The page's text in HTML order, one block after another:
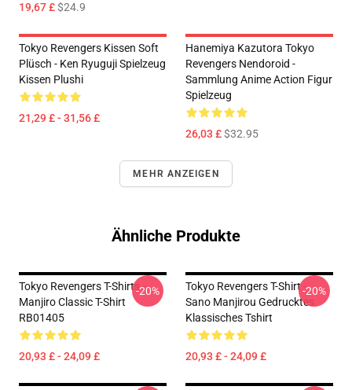
19,67 £$24.9
Tokyo Revengers Kissen Soft
Plüsch - Ken Ryuguji Spielzeug
Kissen Plushi
21,29 £ - 31,56 £
Hanemiya Kazutora Tokyo
Revengers Nendoroid -
Sammlung Anime Action Figur
Spielzeug
26,03 £$32.95
MEHR ANZEIGEN
Ähnliche Produkte
Tokyo Revengers T-Shirts -
Manjiro Classic T-Shirt
RB01405
20,93 £ - 24,09 £
-20%
Tokyo Revengers T-Shirt -
Sano Manjirou Gedrucktes
Klassisches Tshirt
20,93 £ - 24,09 £
-20%